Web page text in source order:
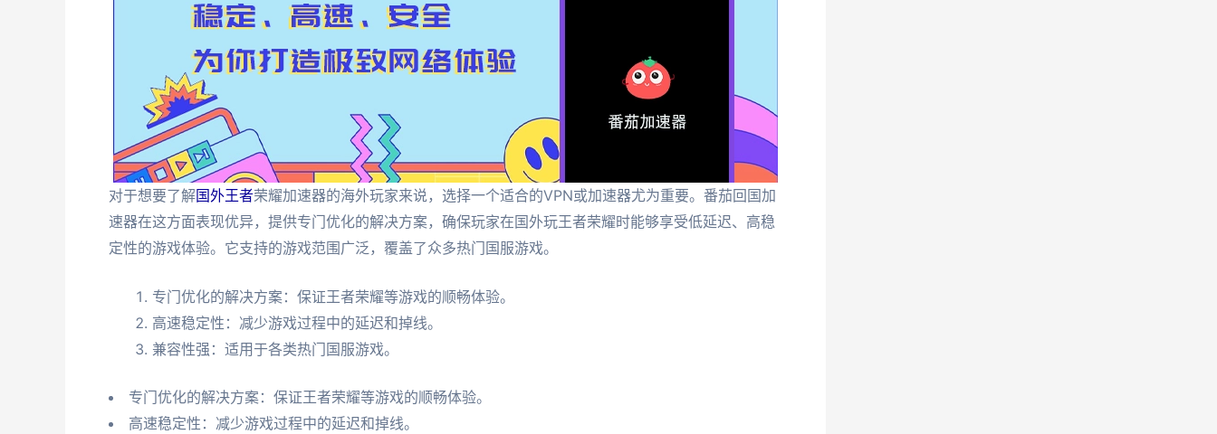
对于想要了解国外王者荣耀加速器的海外玩家来说，选择一个适合的VPN或加速器尤为重要。番茄回国加
速器在这方面表现优异，提供专门优化的解决方案，确保玩家在国外玩王者荣耀时能够享受低延迟、高稳
定性的游戏体验。它支持的游戏范围广泛，覆盖了众多热门国服游戏。
专门优化的解决方案：保证王者荣耀等游戏的顺畅体验。
高速稳定性：减少游戏过程中的延迟和掉线。
兼容性强：适用于各类热门国服游戏。
专门优化的解决方案：保证王者荣耀等游戏的顺畅体验。
高速稳定性：减少游戏过程中的延迟和掉线。